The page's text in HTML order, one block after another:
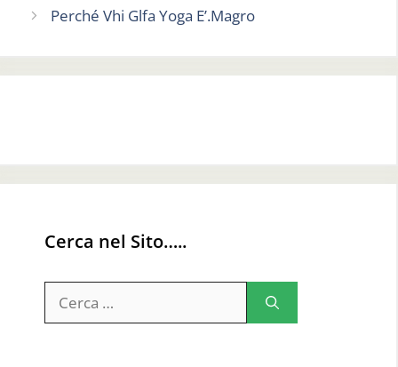
Perché Vhi Glfa Yoga E’.Magro
Cerca nel Sito…..
per: